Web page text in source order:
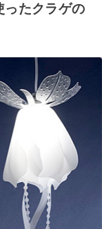
ったクラゲの